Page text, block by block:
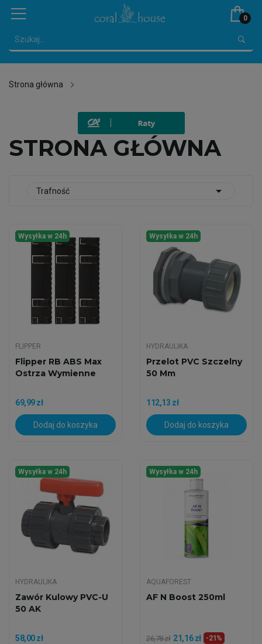
0
Strona główna
STRONA GŁÓWNA
Trafność 
Wysyłka w 24h
FLIPPER
Flipper RB ABS Max
Ostrza Wymienne
69,99 zł
Dodaj do koszyka
Wysyłka w 24h
HYDRAULIKA
Przelot PVC Szczelny
50 Mm
112,13 zł
Dodaj do koszyka
Wysyłka w 24h
HYDRAULIKA
Zawór Kulowy PVC-U
50 AK
58,00 zł
Wysyłka w 24h
AQUAFOREST
AF N Boost 250ml
26,78 zł 21,16 zł -21%